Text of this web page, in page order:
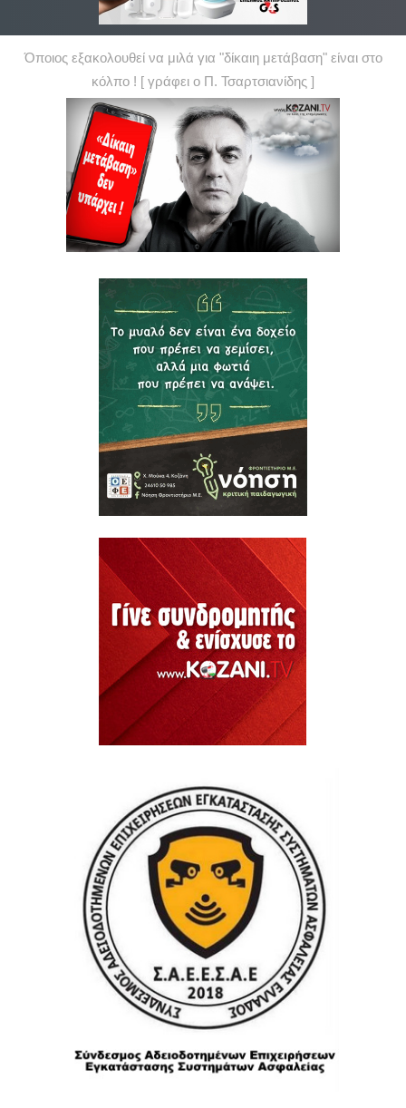
Όποιος εξακολουθεί να μιλά για "δίκαιη μετάβαση" είναι στο
κόλπο ! [ γράφει ο Π. Τσαρτσιανίδης ]